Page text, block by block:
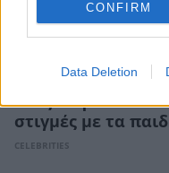
CONFIRM
Data Deletion
Αλεξάνδρα Νίκα:
στιγμές με τα
CELEBRITIES